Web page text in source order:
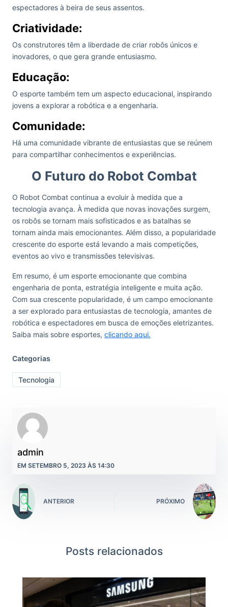
espectadores à beira de seus assentos.
Criatividade:
Os construtores têm a liberdade de criar robôs únicos e
inovadores, o que gera grande entusiasmo.
Educação:
O esporte também tem um aspecto educacional, inspirando
jovens a explorar a robótica e a engenharia.
Comunidade:
Há uma comunidade vibrante de entusiastas que se reúnem
para compartilhar conhecimentos e experiências.
O Futuro do Robot Combat
O Robot Combat continua a evoluir à medida que a
tecnologia avança. À medida que novas inovações surgem,
os robôs se tornam mais sofisticados e as batalhas se
tornam ainda mais emocionantes. Além disso, a popularidade
crescente do esporte está levando a mais competições,
eventos ao vivo e transmissões televisivas.
Em resumo, é um esporte emocionante que combina
engenharia de ponta, estratégia inteligente e muita ação.
Com sua crescente popularidade, é um campo emocionante
a ser explorado para entusiastas de tecnologia, amantes de
robótica e espectadores em busca de emoções eletrizantes.
Saiba mais sobre esportes, clicando aqui.
Categorias
Tecnologia
admin
EM SETEMBRO 5, 2023 ÀS 14:30
ANTERIOR PRÓXIMO
Posts relacionados